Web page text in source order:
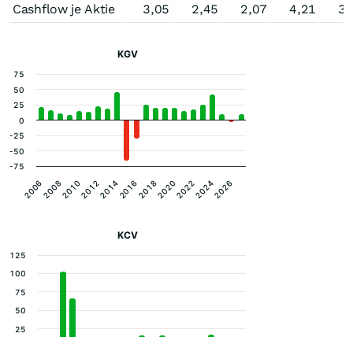
Cashflow je Aktie
3,05 2,45 2,07 4,21
KGV
2010 2016 2022
20062008 20122014 20182020 20242026
-75
-50
-25
0
25
50
75
KCV
25
50
75
100
125